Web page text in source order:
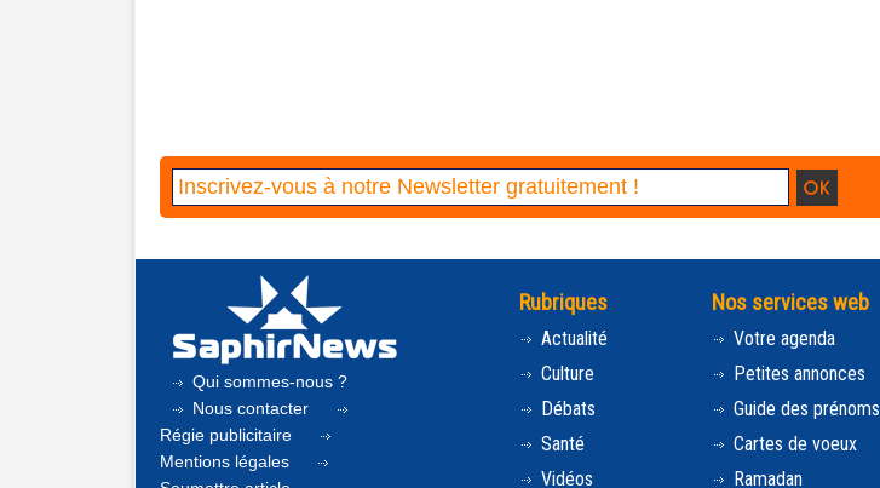
Qui sommes-nous ?
Nous contacter
Régie publicitaire
Mentions légales
Rubriques
Actualité
Culture
Débats
Santé
Vidéos
Nos services web
Votre agenda
Petites annonces
Guide des prénoms
Cartes de voeux
Ramadan